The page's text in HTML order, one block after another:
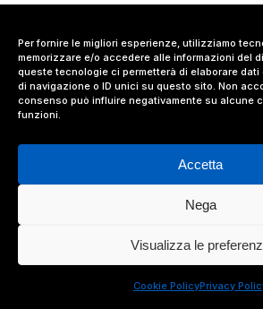
Per fornire le migliori esperienze, utilizziamo
memorizzare e/o accedere alle informazioni del
queste tecnologie ci permetterà di elaborare dati
di navigazione o ID unici su questo sito. Non
consenso può influire negativamente su alcune
funzioni.
Accetta
Nega
Visualizza le
Cookie PolicyPrivacy
© 2024 Value Relations Srl, All Rights
instagram